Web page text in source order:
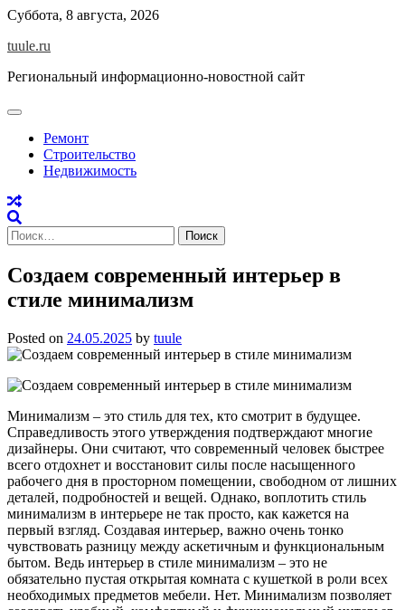
Skip
content
Суббота, 8 августа, 2026
tuule.ru
Региональный информационно-новостной сайт
Ремонт
Строительство
Недвижимость
Найти:
Создаем современный интерьер в
стиле минимализм
Posted on 24.05.2025 by tuule
Минимализм – это стиль для тех, кто смотрит в будущее.
Справедливость этого утверждения подтверждают многие
дизайнеры. Они считают, что современный человек быстрее
всего отдохнет и восстановит силы после насыщенного
рабочего дня в просторном помещении, свободном от лишних
деталей, подробностей и вещей. Однако, воплотить стиль
минимализм в интерьере не так просто, как кажется на
первый взгляд. Создавая интерьер, важно очень тонко
чувствовать разницу между аскетичным и функциональным
бытом. Ведь интерьер в стиле минимализм – это не
обязательно пустая открытая комната с кушеткой в роли всех
необходимых предметов мебели. Нет. Минимализм позволяет